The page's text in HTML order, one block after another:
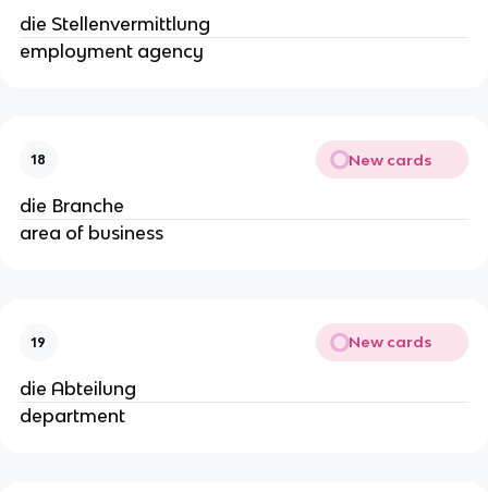
die Stellenvermittlung
employment agency
18 New cards
die Branche
area of business
19 New cards
die Abteilung
department